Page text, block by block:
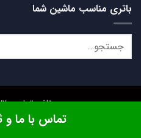
باتری مناسب ماشین شما
تلفن تماس: 02188882222
تمامی حقوق این وبسایت
تماس با ما